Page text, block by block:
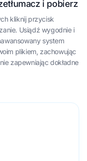
i pobierz
kliknij przycisk
Usiądź wygodnie i
system
plikiem, zachowując
zapewniając dokładne